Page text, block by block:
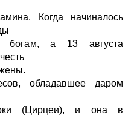
Когда начиналось
богам, а 13 августа
обладавшее даром
(Цирцеи), и она в